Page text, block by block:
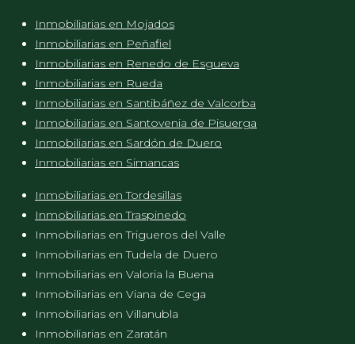
Inmobiliarias en Mojados
Inmobiliarias en Peñafiel
Inmobiliarias en Renedo de Esgueva
Inmobiliarias en Rueda
Inmobiliarias en Santibáñez de Valcorba
Inmobiliarias en Santovenia de Pisuerga
Inmobiliarias en Sardón de Duero
Inmobiliarias en Simancas
Inmobiliarias en Tordesillas
Inmobiliarias en Traspinedo
Inmobiliarias en Trigueros del Valle
Inmobiliarias en Tudela de Duero
Inmobiliarias en Valoria la Buena
Inmobiliarias en Viana de Cega
Inmobiliarias en Villanubla
Inmobiliarias en Zaratán